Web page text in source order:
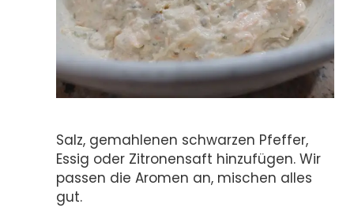
Salz, gemahlenen schwarzen Pfeffer,
Essig oder Zitronensaft hinzufügen. Wir
passen die Aromen an, mischen alles
gut.